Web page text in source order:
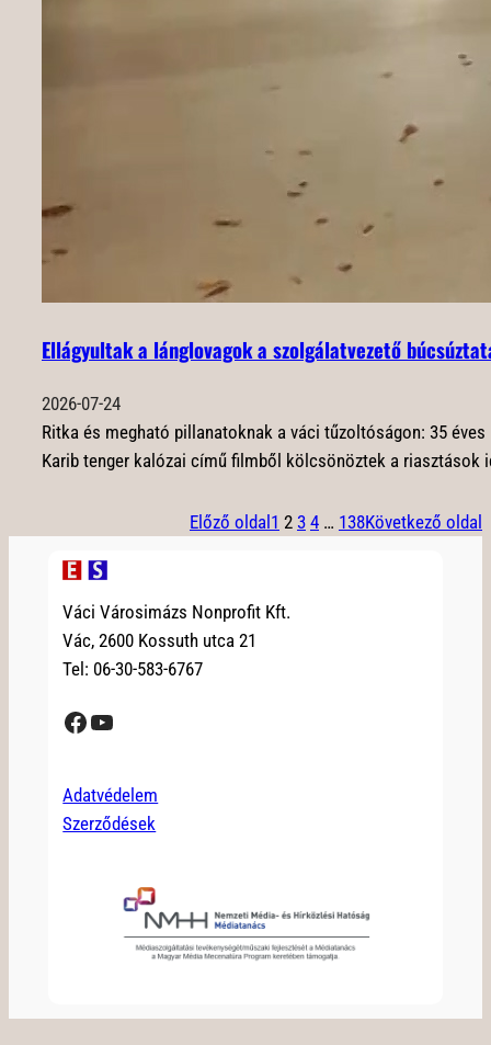
Ellágyultak a lánglovagok a szolgálatvezető
2026-07-24
Ritka és megható pillanatoknak a váci tűzoltóságon: 35
Karib tenger kalózai című filmből kölcsönöztek a riasztások
Előző oldal1 2 3 4 … 138Következő oldal
Váci Városimázs Nonprofit Kft.
Vác, 2600 Kossuth utca 21
Tel: 06-30-583-6767
Facebook YouTube
Adatvédelem
Szerződések